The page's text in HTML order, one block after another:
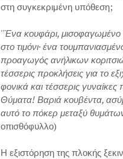
στη συγκεκριμένη υπόθεση;
''Ένα κουφάρι, μισοφαγωμένο
στο τιμόνι· ένα
προαγωγός ανήλικων
τέσσερις προκλήσεις για το
φονικά και τέσσερις
Θύματα! Βαριά κουβέντα,
αυτό το πόκερ μεταξύ
οπισθόφυλλο)
Η εξιστόρηση της πλοκής